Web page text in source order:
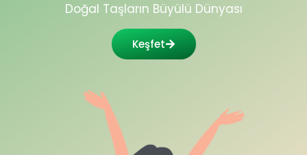
Doğal Taşların Büyülü Dünyası
Keşfet